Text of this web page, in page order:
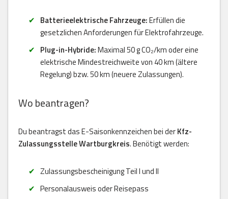
Batterieelektrische Fahrzeuge:Erfüllen die
gesetzlichen Anforderungen für Elektrofahrzeuge.
Plug-in-Hybride:Maximal 50 g CO₂/km oder eine
elektrische Mindestreichweite von 40 km (ältere
Regelung) bzw. 50 km (neuere Zulassungen).
Wo beantragen?
Du beantragst das E-Saisonkennzeichen bei derKfz-
Zulassungsstelle Wartburgkreis. Benötigt werden:
Zulassungsbescheinigung Teil I und II
Personalausweis oder Reisepass